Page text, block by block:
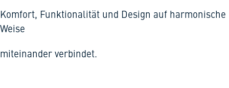
Komfort, Funktionalität und Design auf harmonische
Weise
miteinander verbindet.